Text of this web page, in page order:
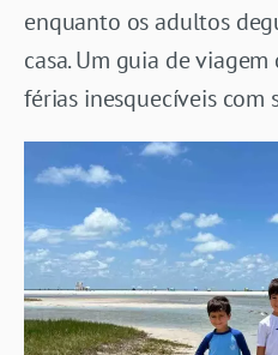
enquanto os adultos
casa. Um guia de
férias inesquecíveis com